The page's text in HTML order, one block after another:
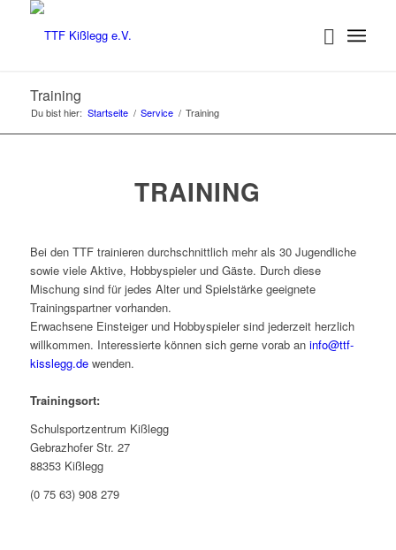
Training
Du bist hier: Startseite / Service / Training
TRAINING
Bei den TTF trainieren durchschnittlich mehr als 30 Jugendliche
sowie viele Aktive, Hobbyspieler und Gäste. Durch diese
Mischung sind für jedes Alter und Spielstärke geeignete
Trainingspartner vorhanden.
Erwachsene Einsteiger und Hobbyspieler sind jederzeit herzlich
willkommen. Interessierte können sich gerne vorab an info@ttf-
kisslegg.dewenden.
Trainingsort:
Schulsportzentrum Kißlegg
Gebrazhofer Str. 27
88353 Kißlegg
(0 75 63) 908 279